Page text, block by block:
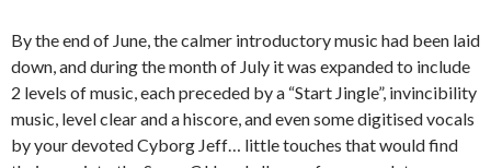
By the end of June, the calmer introductory music had been laid
down, and during the month of July it was expanded to include
2 levels of music, each preceded by a “Start Jingle”, invincibility
music, level clear and a hiscore, and even some digitised vocals
by your devoted Cyborg Jeff… little touches that would find